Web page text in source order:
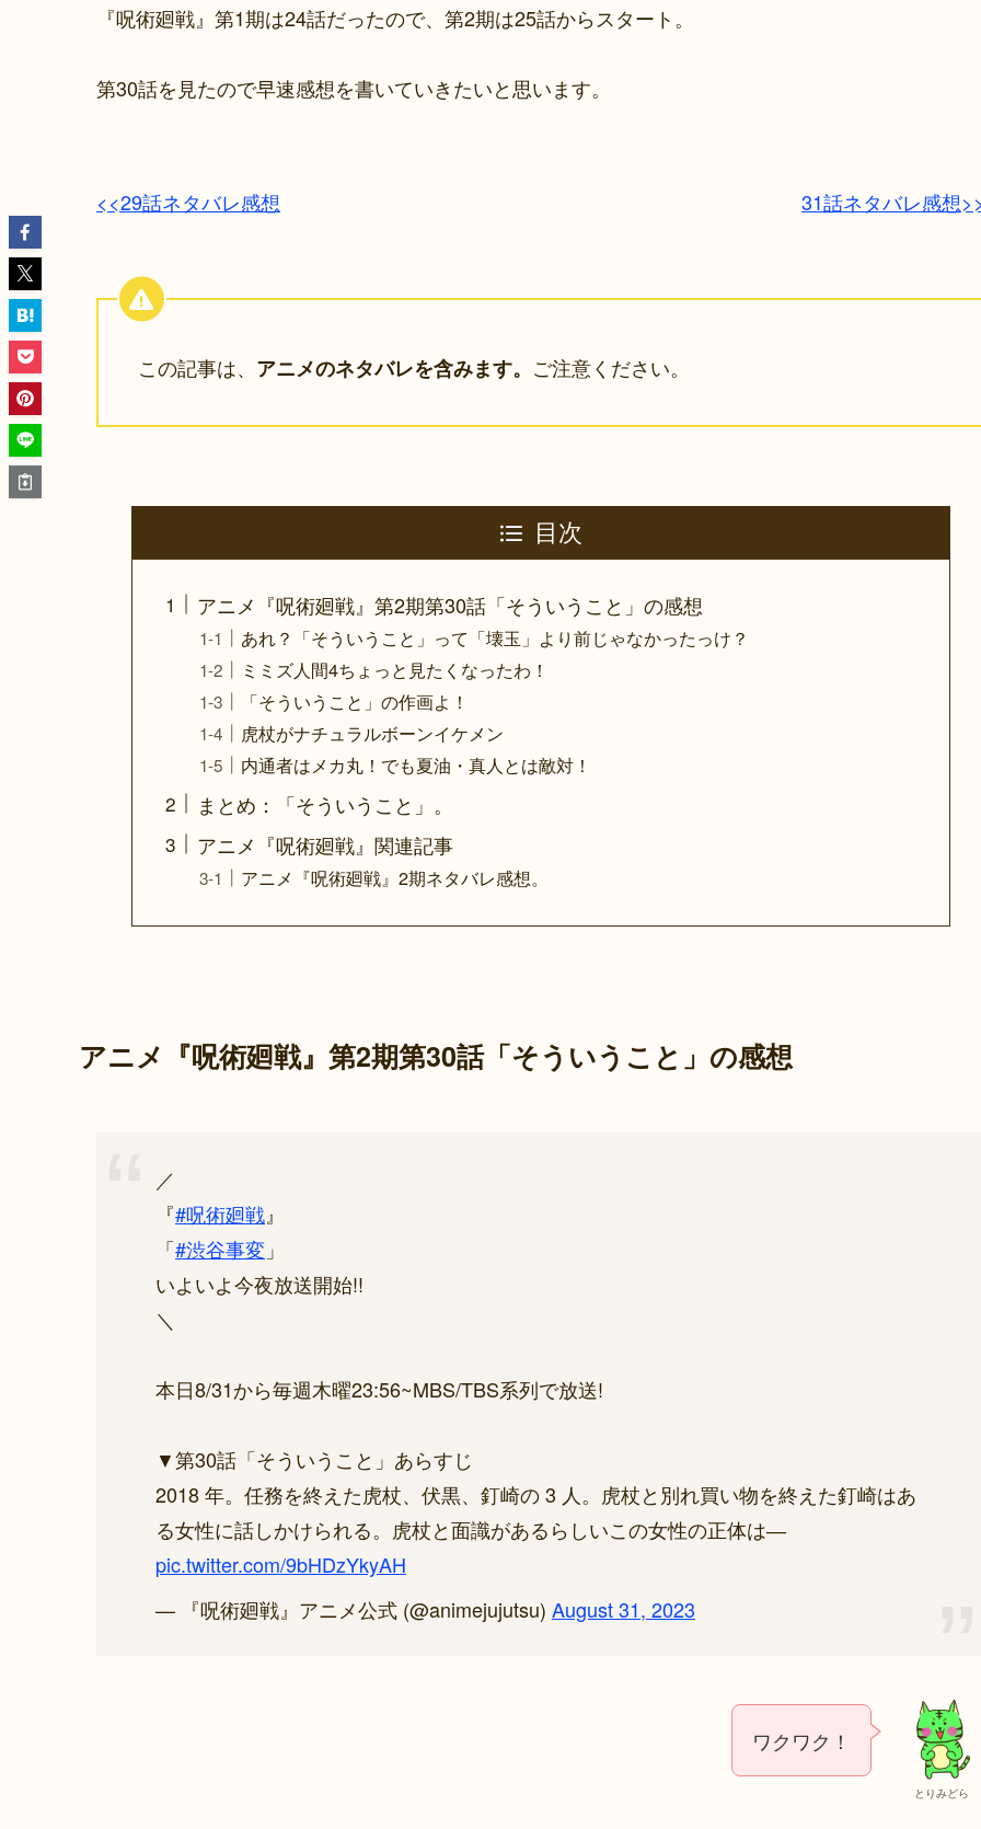
『呪術廻戦』第1期は24話だったので、第2期は25話からスタート。
第30話を見たので早速感想を書いていきたいと思います。
<<29話ネタバレ感想 31話ネタバレ感想
この記事は、 アニメのネタバレを含みます。 ご注意ください。
目次
アニメ『呪術廻戦』第2期第30話「そういうこと」の感想
あれ？「そういうこと」って「壊玉」より前じゃなかったっけ？
ミミズ人間4ちょっと見たくなったわ！
「そういうこと」の作画よ！
虎杖がナチュラルボーンイケメン
内通者はメカ丸！でも夏油・真人とは敵対！
まとめ：「そういうこと」。
アニメ『呪術廻戦』関連記事
アニメ『呪術廻戦』2期ネタバレ感想。
アニメ『呪術廻戦』第2期第30話「そういうこと」の感想
／
『#呪術廻戦』
「#渋谷事変 」
いよいよ今夜放送開始!!
＼
本日8/31から毎週木曜23:56~MBS/TBS系列で放送!
▼第30話「そういうこと」あらすじ
2018 年。任務を終えた虎杖、伏黒、釘崎の 3 人。虎杖と別れ買い物を終えた釘崎はあ
る女性に話しかけられる。虎杖と面識があるらしいこの女性の正体は―
pic.twitter.com/9bHDzYkyAH
— 『呪術廻戦』アニメ公式 (@animejujutsu) August 31, 2023
とりみどら
ワクワク！